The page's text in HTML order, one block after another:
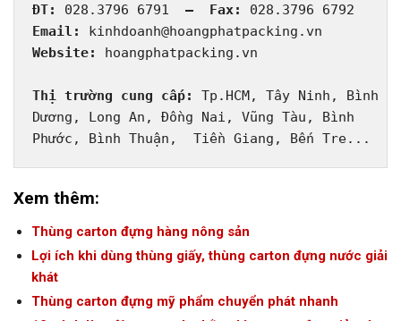
ĐT: 028.3796 6791 –  Fax:
Email:
Website:
hoangphatpacking.vn
Thị trường cung cấp:
Tp.HCM, Tây Ninh, Bình
Dương, Long An, Đồng Nai, Vũng Tàu, Bình
Phước, Bình Thuận,  Tiền Giang, Bến Tre...
Xem thêm:
Thùng carton đựng hàng nông sản
Lợi ích khi dùng thùng giấy, thùng carton đựng nước giải
khát
Thùng carton đựng mỹ phẩm chuyển phát nhanh